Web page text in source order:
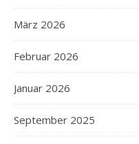
März 2026
Februar 2026
Januar 2026
September 2025